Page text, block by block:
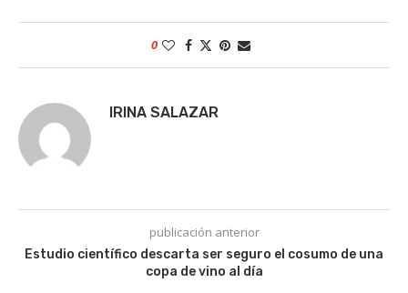
0
IRINA SALAZAR
publicación anterior
Estudio científico descarta ser seguro el cosumo de una
copa de vino al día